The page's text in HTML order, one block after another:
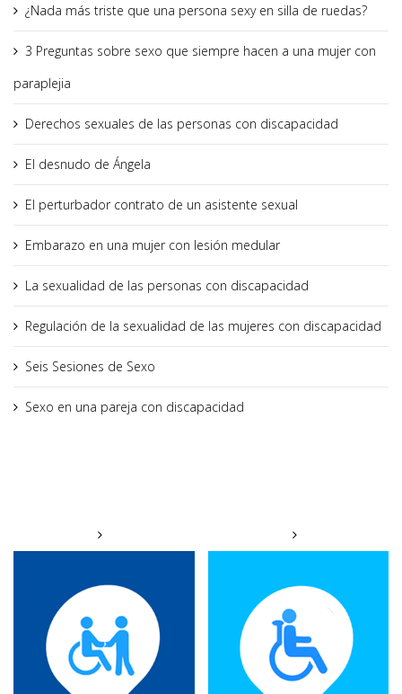
¿Nada más triste que una persona sexy en silla de ruedas?
3 Preguntas sobre sexo que siempre hacen a una mujer con
paraplejia
Derechos sexuales de las personas con discapacidad
El desnudo de Ángela
El perturbador contrato de un asistente sexual
Embarazo en una mujer con lesión medular
La sexualidad de las personas con discapacidad
Regulación de la sexualidad de las mujeres con discapacidad
Seis Sesiones de Sexo
Sexo en una pareja con discapacidad